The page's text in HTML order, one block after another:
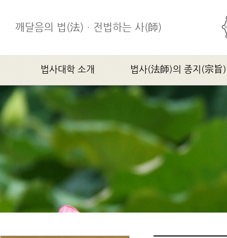
깨달음의 법(法)ㆍ전법하는 사(師)
법사대학 소개
법사대학소개
연혁
찾아오시는 길
법사(法師)의 종지(宗旨)
법사(法師)의 종지(宗旨)